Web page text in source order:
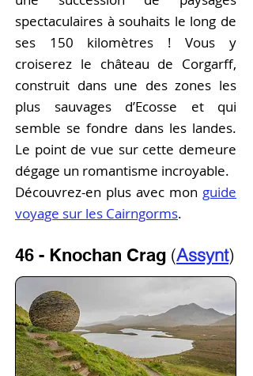
spectaculaires à souhaits le long de
ses 150 kilomètres ! Vous y
croiserez le château de Corgarff,
construit dans une des zones les
plus sauvages d’Ecosse et qui
semble se fondre dans les landes.
Le point de vue sur cette demeure
dégage un romantisme incroyable.
Découvrez-en plus avec mon guide
voyage sur les Cairngorms.
46 - Knochan Crag (Assynt)